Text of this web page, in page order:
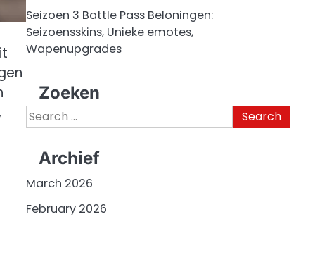
Seizoen 3 Battle Pass Beloningen:
Seizoensskins, Unieke emotes,
Wapenupgrades
Zoeken
Search
for:
Archief
March 2026
February 2026